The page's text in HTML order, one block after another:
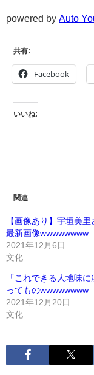
powered by Auto
共有:
Facebook
いいね:
関連
【画像あり】宇垣美里
最新画像wwwwwwww
2021年12月6日
文化
「これできる人地味に
ってものwwwwwwww
2021年12月20日
文化